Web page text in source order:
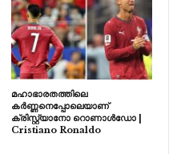
മഹാഭാരതത്തിലെ
കർണ്ണനെപ്പോലെയാണ്
ക്രിസ്റ്റ്യാനോ റൊണാൾഡോ |
Cristiano Ronaldo